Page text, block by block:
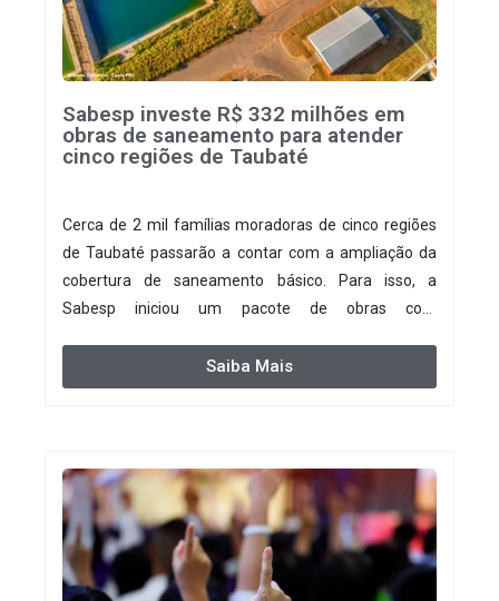
Sabesp investe R$ 332 milhões em
obras de saneamento para atender
cinco regiões de Taubaté
Cerca de 2 mil famílias moradoras de cinco regiões
de Taubaté passarão a contar com a ampliação da
cobertura de saneamento básico. Para isso, a
Sabesp iniciou um pacote de obras com
Saiba Mais